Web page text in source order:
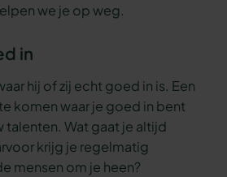
we je op weg.
in
hij of zij echt goed in is. Een
komen waar je goed in bent
Wat gaat je altijd
krijg je regelmatig
mensen om je heen?